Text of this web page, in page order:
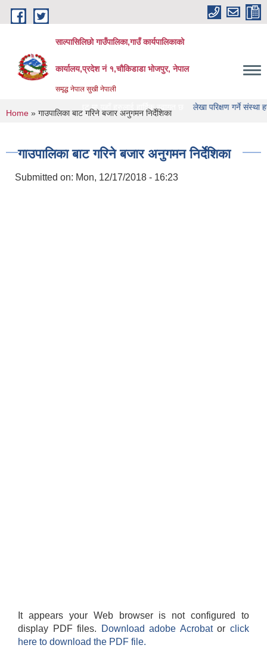
Skip to main content
साल्पासिलिछो गाउँपालिका,गाउँ कार्यपालिकाको
कार्यालय,प्रदेश नं १,चौकिडाडा भोजपुर, नेपाल
समृद्ध नेपाल सुखी नेपाली
को वेभसाइट मा यहाँ हरुलाई हार्दिक स्वागत छलेखा परिक्षण गर्ने संस्था हरु को
You are here
Home » गाउपालिका बाट गरिने बजार अनुगमन निर्देशिका
गाउपालिका बाट गरिने बजार अनुगमन निर्देशिका
Submitted on: Mon, 12/17/2018 - 16:23
It appears your Web browser is not configured to
display PDF files.
Download adobe Acrobatorclick
here to download the PDF file.